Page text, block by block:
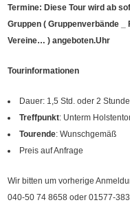
Termine: Diese Tour wird ab
Gruppen ( Gruppenverbände
Vereine… ) angeboten.Uhr
Tourinformationen
Dauer: 1,5 Std. oder 2
Treffpunkt: Unterm
Tourende: Wunschgemäß
Preis auf Anfrage
Wir bitten um vorherige
040-50 74 8658 oder 01577-